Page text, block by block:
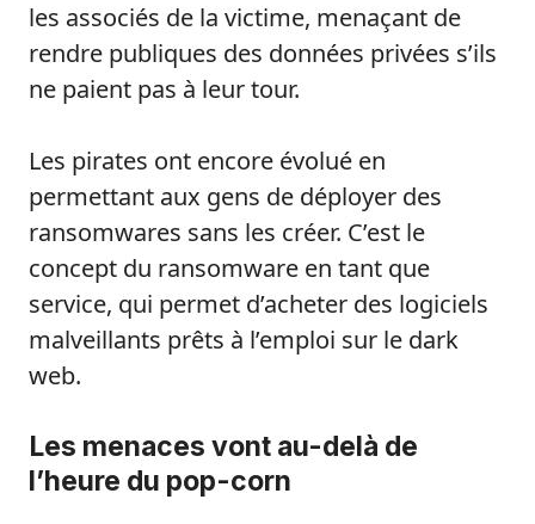
les associés de la victime, menaçant de
rendre publiques des données privées s’ils
ne paient pas à leur tour.
Les pirates ont encore évolué en
permettant aux gens de déployer des
ransomwares sans les créer. C’est le
concept du ransomware en tant que
service, qui permet d’acheter des logiciels
malveillants prêts à l’emploi sur le dark
web.
Les menaces vont au-delà de
l’heure du pop-corn